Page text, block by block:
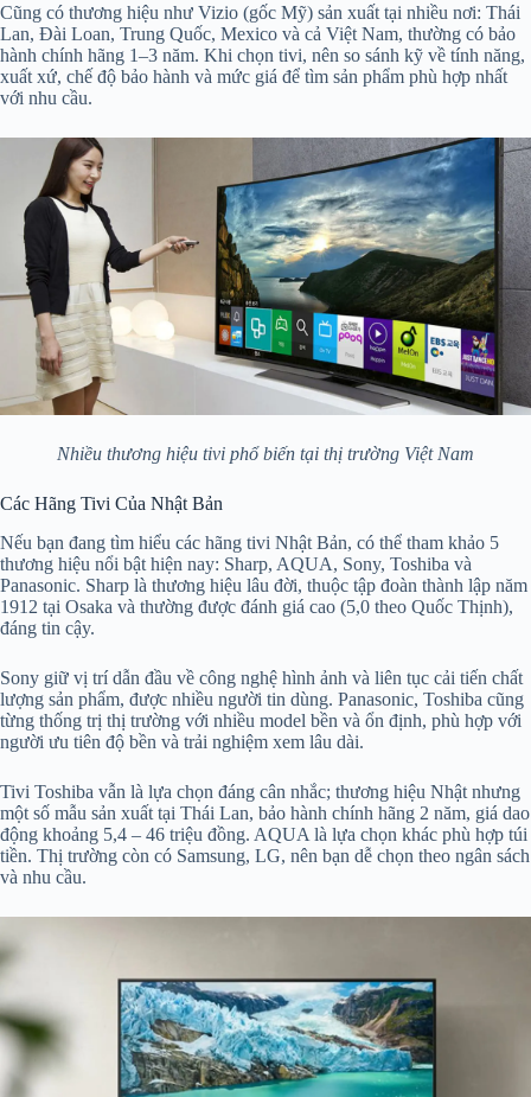
Cũng có thương hiệu như Vizio (gốc Mỹ) sản xuất tại nhiều nơi: Thái
Lan, Đài Loan, Trung Quốc, Mexico và cả Việt Nam, thường có bảo
hành chính hãng 1–3 năm. Khi chọn tivi, nên so sánh kỹ về tính năng,
xuất xứ, chế độ bảo hành và mức giá để tìm sản phẩm phù hợp nhất
với nhu cầu.
Nhiều thương hiệu tivi phổ biến tại thị trường Việt Nam
Các Hãng Tivi Của Nhật Bản
Nếu bạn đang tìm hiểu các hãng tivi Nhật Bản, có thể tham khảo 5
thương hiệu nổi bật hiện nay: Sharp, AQUA, Sony, Toshiba và
Panasonic. Sharp là thương hiệu lâu đời, thuộc tập đoàn thành lập năm
1912 tại Osaka và thường được đánh giá cao (5,0 theo Quốc Thịnh),
đáng tin cậy.
Sony giữ vị trí dẫn đầu về công nghệ hình ảnh và liên tục cải tiến chất
lượng sản phẩm, được nhiều người tin dùng. Panasonic, Toshiba cũng
từng thống trị thị trường với nhiều model bền và ổn định, phù hợp với
người ưu tiên độ bền và trải nghiệm xem lâu dài.
Tivi Toshiba vẫn là lựa chọn đáng cân nhắc; thương hiệu Nhật nhưng
một số mẫu sản xuất tại Thái Lan, bảo hành chính hãng 2 năm, giá dao
động khoảng 5,4 – 46 triệu đồng. AQUA là lựa chọn khác phù hợp túi
tiền. Thị trường còn có Samsung, LG, nên bạn dễ chọn theo ngân sách
và nhu cầu.